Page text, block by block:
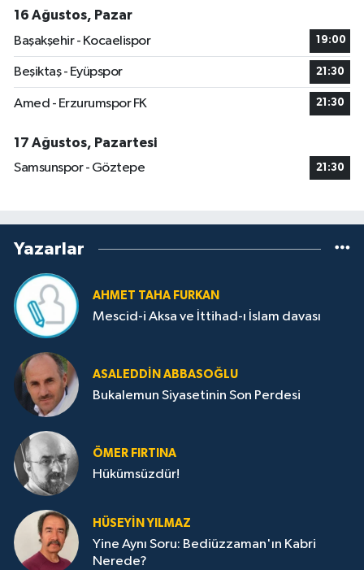
16 Ağustos, Pazar
Başakşehir - Kocaelispor
19:00
Beşiktaş - Eyüpspor 21:30
Amed - Erzurumspor FK 21:30
17 Ağustos, Pazartesi
Samsunspor - Göztepe
21:30
Yazarlar
AHMET TAHA FURKAN
Mescid-i Aksa ve İttihad-ı İslam davası
ASALEDDIN ABBASOĞLU
Bukalemun Siyasetinin Son Perdesi
ÖMER FIRTINA
Hükümsüzdür!
HÜSEYIN YILMAZ
Yine Aynı Soru: Bediüzzaman'ın Kabri
Nerede?